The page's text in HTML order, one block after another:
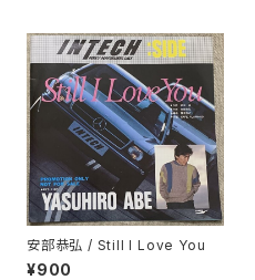
安部恭弘 / Still I Love You
¥900